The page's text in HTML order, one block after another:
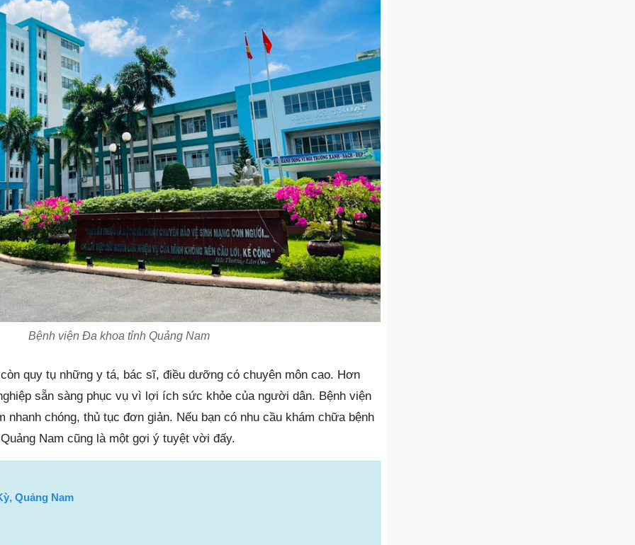
Bệnh viện Đa khoa tỉnh Quảng Nam
quy tụ những y tá, bác sĩ, điều dưỡng có chuyên môn cao. Hơn
sẵn sàng phục vụ vì lợi ích sức khỏe của người dân. Bệnh viện
nhanh chóng, thủ tục đơn giản. Nếu bạn có nhu cầu khám chữa bệnh
Nam cũng là một gợi ý tuyệt vời đấy.
Quảng Nam